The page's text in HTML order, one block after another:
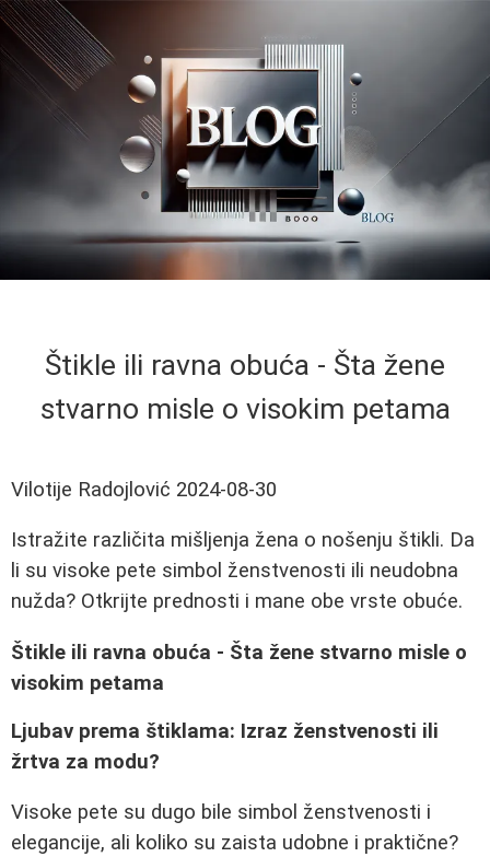
Štikle ili ravna obuća - Šta žene
stvarno misle o visokim petama
Vilotije Radojlović 2024-08-30
Istražite različita mišljenja žena o nošenju štikli. Da
li su visoke pete simbol ženstvenosti ili neudobna
nužda? Otkrijte prednosti i mane obe vrste obuće.
Štikle ili ravna obuća - Šta žene stvarno misle o
visokim petama
Ljubav prema štiklama: Izraz ženstvenosti ili
žrtva za modu?
Visoke pete su dugo bile simbol ženstvenosti i
elegancije, ali koliko su zaista udobne i praktične?